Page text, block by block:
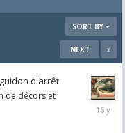
SORT BY
NEXT
d'arrêt
de décors et
May